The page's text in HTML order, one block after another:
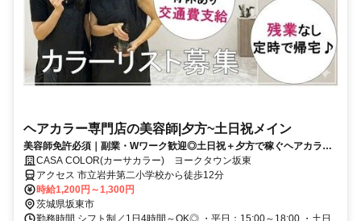
ヘアカラー専門店の美容師|夕方~土日祝メイン
美容師免許必須｜副業・Wワーク歓迎◎土日祝＋夕方で稼ぐヘアカラー
専門美容師◎
CASA COLOR(カーサカラー) ヨークタウン坂東
アクセス 市立岩井第二小学校から徒歩12分
時給1,200円～1,300円
茨城県坂東市
勤務時間 シフト制／1日4時間～OK◎ ・平日：15:00～18:00 ・土日